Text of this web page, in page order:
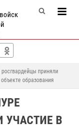
приняли
образования
УЧАСТИЕ В